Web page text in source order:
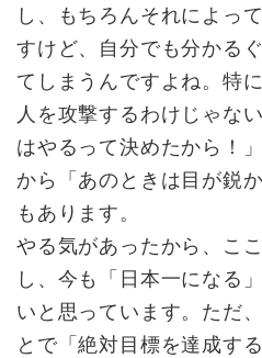
し、もちろんそれによっ
すけど、自分でも分かる
てしまうんですよね。特
人を攻撃するわけじゃな
はやるって決めたから！
から「あのときは目が鋭
もあります。
やる気があったから、こ
し、今も「日本一になる
いと思っています。ただ
とで「絶対目標を達成す